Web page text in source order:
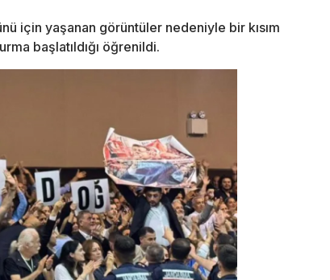
için yaşanan görüntüler nedeniyle bir kısım
başlatıldığı öğrenildi.